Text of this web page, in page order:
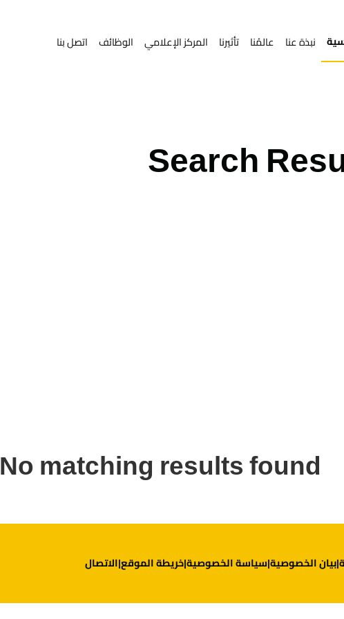
نبذة عنا عالمُنا تأثيرنا المركز الإعلامي الوظائف اتصل بنا
Search
No matching results found.
|بيان الخصوصية|سياسة الخصوصية|خريطة الموقع|الاتصال